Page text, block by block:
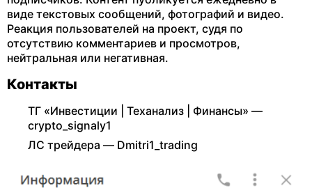
виде текстовых сообщений, фотографий и видео.
Реакция пользователей на проект, судя по
отсутствию комментариев и просмотров,
нейтральная или негативная.
Контакты
ТГ «Инвестиции | Теханализ | Финансы» —
crypto_signaly1
ЛС трейдера — Dmitri1_trading